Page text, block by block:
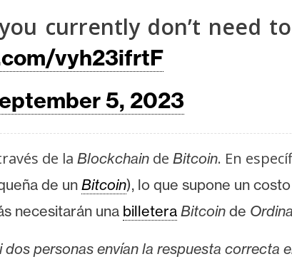
currently don’t need
vyh23ifrtF
5, 2023
de la Blockchain de Bitcoin. En
de un Bitcoin), lo que supone un
necesitarán una billetera Bitcoin de
dos personas envían la respuesta correcta